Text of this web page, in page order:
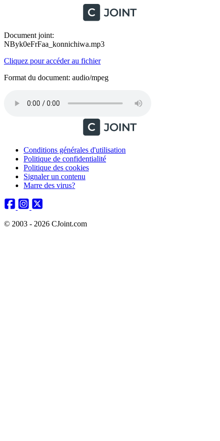
Document joint:
NByk0eFrFaa_konnichiwa.mp3
Cliquez pour accéder au fichier
Format du document: audio/mpeg
Conditions générales d'utilisation
Politique de confidentialité
Politique des cookies
Signaler un contenu
Marre des virus?
© 2003 - 2026 CJoint.com